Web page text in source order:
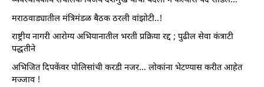
मराठवाड्यातील मंत्रिमंडळ बैठक ठरली वांझोटी..!
राष्ट्रीय नागरी आरोग्य अभियानातील भरती प्रक्रिया रद्द ; पुढील सेवा कंत्राटी
पद्धतीने
अभिजित दिपकेंवर पोलिसांची करडी नजर… लोकांना भेटण्यास करीत आहेत
मज्जाव !